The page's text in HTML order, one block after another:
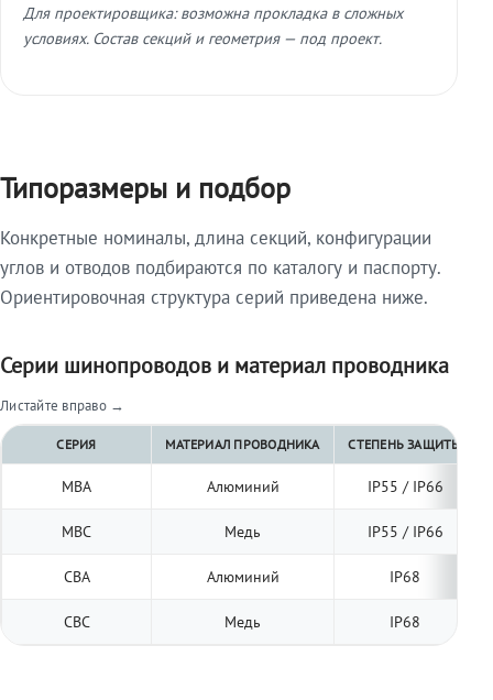
Для проектировщика: возможна прокладка в сложных
условиях. Состав секций и геометрия — под проект.
Типоразмеры и подбор
Конкретные номиналы, длина секций, конфигурации
углов и отводов подбираются по каталогу и паспорту.
Ориентировочная структура серий приведена ниже.
Серии шинопроводов и материал проводника
Листайте вправо →
СЕРИЯ МАТЕРИАЛ ПРОВОДНИКА СТЕПЕНЬ ЗАЩИТЫ
МВА Алюминий IP55 / IP66
МВС Медь IP55 / IP66
СВА Алюминий IP68
СВС Медь IP68